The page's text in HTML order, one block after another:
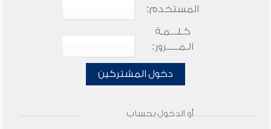
المستخدم:
كـلـــمـة
الـمـــــرور:
دخول المشتركين
أو الدخول بحساب